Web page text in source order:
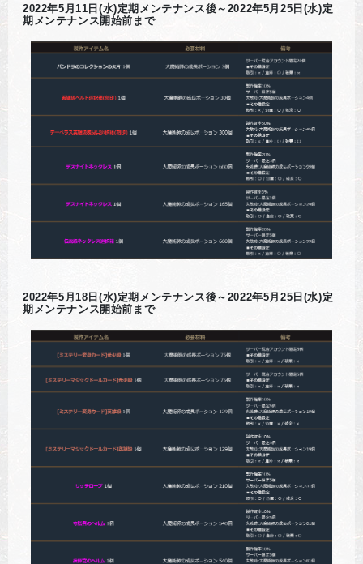
2022年5月11日(水)定期メンテナンス後～2022年5月25日(水)定
期メンテナンス開始前まで
2022年5月18日(水)定期メンテナンス後～2022年5月25日(水)定
期メンテナンス開始前まで